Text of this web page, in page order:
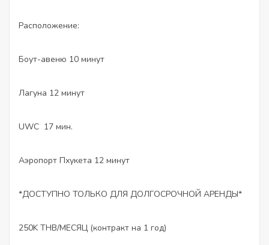
Расположение:
Боут-авеню 10 минут
Лагуна 12 минут
UWC 17 мин.
Аэропорт Пхукета 12 минут
*ДОСТУПНО ТОЛЬКО ДЛЯ ДОЛГОСРОЧНОЙ АРЕНДЫ*
250K THB/МЕСЯЦ (контракт на 1 год)